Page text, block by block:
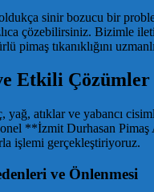
sinir bozucu bir
çözebilirsiniz.
pimaş tıkanıklığını
Etkili Çözümler
atıklar ve yabancı
**İzmit Durhasan
işlemi gerçekleştiriyoruz.
ve Önlenmesi